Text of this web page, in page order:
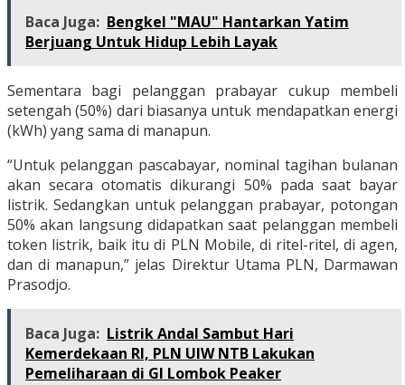
Baca Juga: Bengkel "MAU" Hantarkan Yatim
Berjuang Untuk Hidup Lebih Layak
Sementara bagi pelanggan prabayar cukup membeli
setengah (50%) dari biasanya untuk mendapatkan energi
(kWh) yang sama di manapun.
“Untuk pelanggan pascabayar, nominal tagihan bulanan
akan secara otomatis dikurangi 50% pada saat bayar
listrik. Sedangkan untuk pelanggan prabayar, potongan
50% akan langsung didapatkan saat pelanggan membeli
token listrik, baik itu di PLN Mobile, di ritel-ritel, di agen,
dan di manapun,” jelas Direktur Utama PLN, Darmawan
Prasodjo.
Baca Juga: Listrik Andal Sambut Hari
Kemerdekaan RI, PLN UIW NTB Lakukan
Pemeliharaan di GI Lombok Peaker